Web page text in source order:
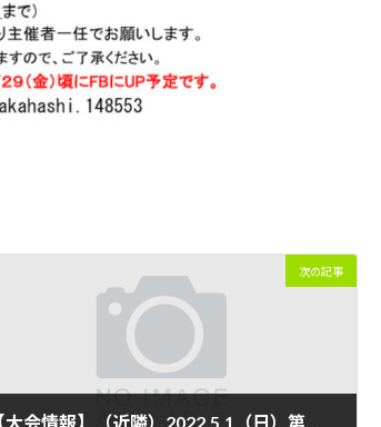
次の記事
【大会情報】（近隣）2022.5.1（日）第１５回「さくら杯」ミックスダブルス・テニス大会 仮ドロー